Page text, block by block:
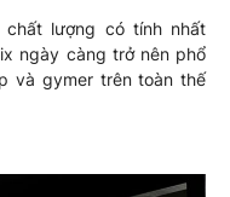
chất lượng có tính nhất
ngày càng trở nên phổ
và gymer trên toàn thế